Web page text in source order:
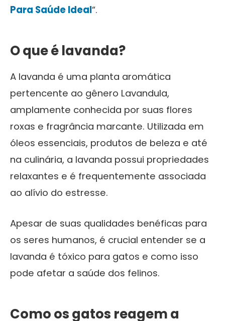
Para Saúde Ideal“.
O que é lavanda?
A lavanda é uma planta aromática
pertencente ao gênero Lavandula,
amplamente conhecida por suas flores
roxas e fragrância marcante. Utilizada em
óleos essenciais, produtos de beleza e até
na culinária, a lavanda possui propriedades
relaxantes e é frequentemente associada
ao alívio do estresse.
Apesar de suas qualidades benéficas para
os seres humanos, é crucial entender se a
lavanda é tóxico para gatos e como isso
pode afetar a saúde dos felinos.
Como os gatos reagem a